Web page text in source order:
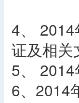
4、
证及相关
5、
6、2014